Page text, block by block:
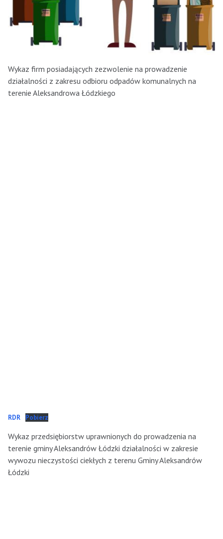
Wykaz firm posiadających zezwolenie na prowadzenie
działalności z zakresu odbioru odpadów komunalnych na
terenie Aleksandrowa Łódzkiego
RDR Pobierz
Wykaz przedsiębiorstw uprawnionych do prowadzenia na
terenie gminy Aleksandrów Łódzki działalności w zakresie
wywozu nieczystości ciekłych z terenu Gminy Aleksandrów
Łódzki